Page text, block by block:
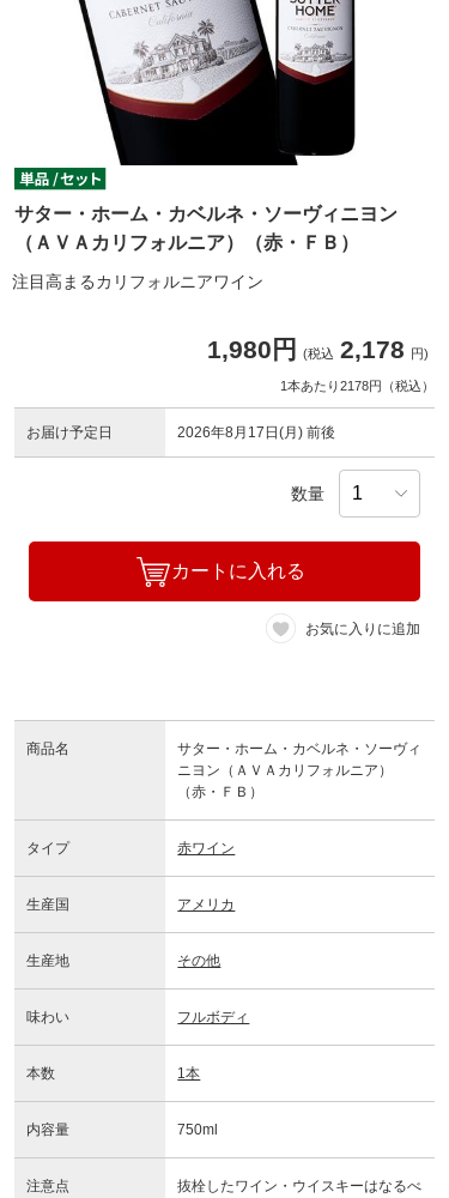
サター・ホーム・カベルネ・ソーヴィニヨン
（ＡＶＡカリフォルニア）（赤・ＦＢ）
注目高まるカリフォルニアワイン
1,980円 (税込 2,178 円)
1本あたり2178円（税込）
お届け予定日 2026年8月17日(月) 前後
数量
カートに入れる
お気に入りに追加
商品名
サター・ホーム・カベルネ・ソーヴィ
ニヨン（ＡＶＡカリフォルニア）
（赤・ＦＢ）
タイプ 赤ワイン
生産国 アメリカ
生産地 その他
味わい フルボディ
本数 1本
内容量 750ml
注意点
抜栓したワイン・ウイスキーはなるべ